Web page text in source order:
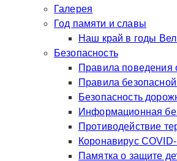
Галерея
Год памяти и славы
Наш край в годы
Безопасность
Правила поведения
Правила
Безопасность
Информационная
Противодействие
Коронавирус
Памятка о защите